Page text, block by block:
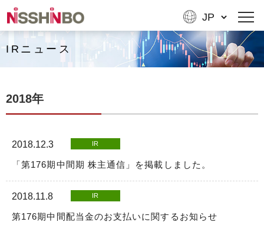
IRニュース
2018年
2018.12.3 IR
「第176期中間期 株主通信」を掲載しました。
2018.11.8 IR
第176期中間配当金のお支払いに関するお知らせ